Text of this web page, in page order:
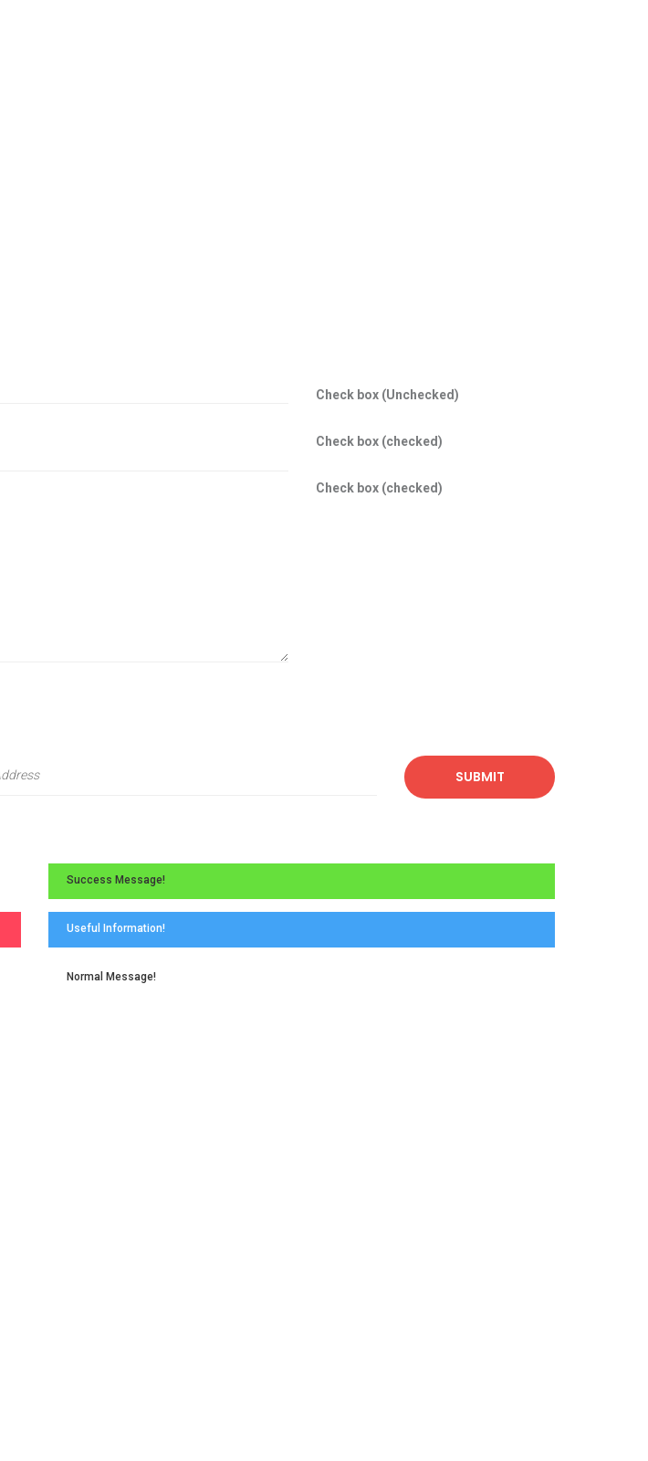
Check box (Unchecked)
Check box (checked)
Check box (checked)
SUBMIT
Success Message!
Useful Information!
Normal Message!